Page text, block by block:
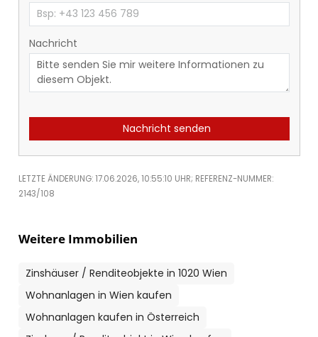
Nachricht
Nachricht senden
LETZTE ÄNDERUNG: 17.06.2026, 10:55:10 UHR; REFERENZ-NUMMER:
2143/108
Weitere Immobilien
Zinshäuser / Renditeobjekte in 1020 Wien
Wohnanlagen in Wien kaufen
Wohnanlagen kaufen in Österreich